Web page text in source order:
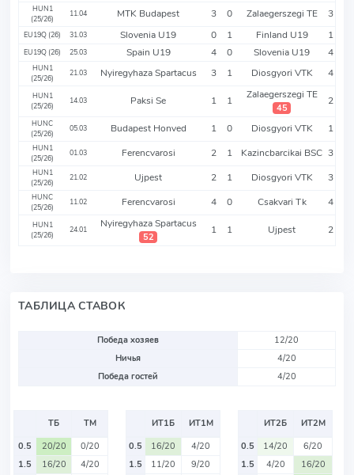
HUN1
(25/26)
11.04 MTK Budapest 3 0 Zalaegerszegi TE 3
EU19Q (26) 31.03 Slovenia U19 0 1 Finland U19 1
EU19Q (26) 25.03 Spain U19 4 0 Slovenia U19 4
HUN1
(25/26)
21.03 Nyiregyhaza Spartacus 3 1 Diosgyori VTK 4
HUN1
(25/26)
14.03 Paksi Se 1 1 Zalaegerszegi TE
45
2
HUNC
(25/26)
05.03 Budapest Honved 1 0 Diosgyori VTK 1
HUN1
(25/26)
01.03 Ferencvarosi 2 1 Kazincbarcikai BSC 3
HUN1
(25/26)
21.02 Ujpest 2 1 Diosgyori VTK 3
HUNC
(25/26)
11.02 Ferencvarosi 4 0 Csakvari Tk 4
HUN1
(25/26)
24.01 Nyiregyhaza Spartacus
52
1 1 Ujpest 2
ТАБЛИЦА СТАВОК
Победа хозяев
12/20
Ничья
4/20
Победа гостей
4/20
ТБ
ТМ
0.5
20/20
0/20
1.5
16/20
4/20
ИТ1Б
ИТ1М
0.5
16/20
4/20
1.5
11/20
9/20
ИТ2Б
ИТ2М
0.5
14/20
6/20
1.5
4/20
16/20